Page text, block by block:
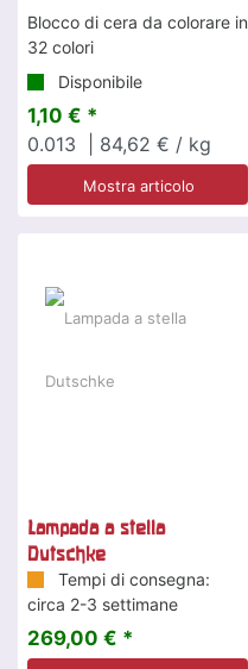
Blocco di cera da colorare in
32 colori
Disponibile
1,10 € *
0.013
| 84,62 € / kg
Mostra articolo
Lampada a stella
Dutschke
Tempi di consegna:
circa 2-3 settimane
269,00 € *